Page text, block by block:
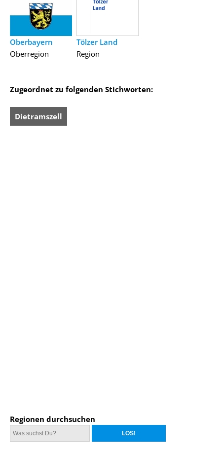
Oberbayern
Oberregion
Tölzer Land
Region
Zugeordnet zu folgenden Stichworten:
Dietramszell
Regionen durchsuchen